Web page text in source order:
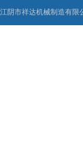
江阴市祥达机械制造有限